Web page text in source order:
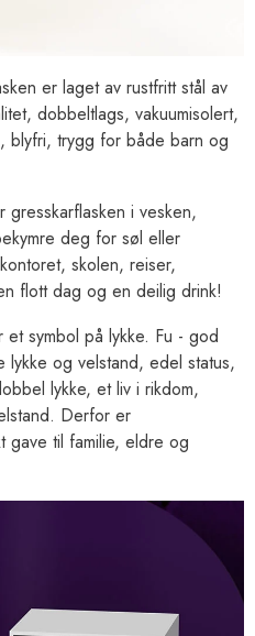
er laget av rustfritt stål av
dobbeltlags, vakuumisolert,
blyfri, trygg for både barn og
gresskarflasken i vesken,
deg for søl eller
skolen, reiser,
flott dag og en deilig drink!
symbol på lykke. Fu - god
lykke og velstand, edel status,
lykke, et liv i rikdom,
Derfor er
gave til familie, eldre og